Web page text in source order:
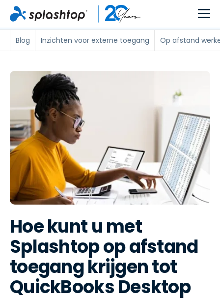
Blog Inzichten voor externe toegang Op afstand
Hoe kunt u met
Splashtop op afstand
toegang krijgen tot
QuickBooks Desktop